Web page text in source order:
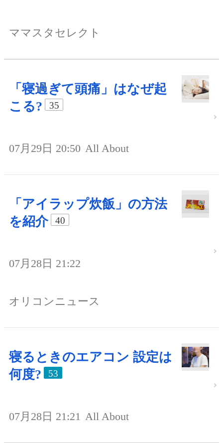
ママスタセレクト
「寝過ぎて頭痛」はなぜ起
こる?
35
07月29日 20:50 All About
「アイラップ炊飯」の方法
を紹介
40
07月28日 21:22
オリコンニュース
寝るときのエアコン 設定は
何度?
53
07月28日 21:21 All About